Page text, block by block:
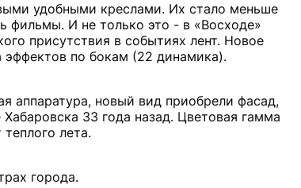
удобными креслами. Их стало меньше
фильмы. И не только это - в «Восходе»
присутствия в событиях лент. Новое
эффектов по бокам (22 динамика).
аппаратура, новый вид приобрели фасад,
33 года назад. Цветовая гамма
лета.
города.